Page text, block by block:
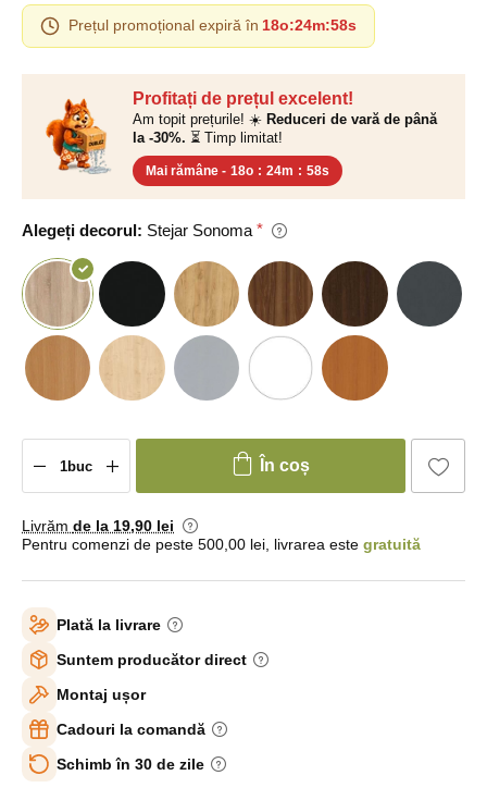
Profitați de prețul excelent!
Am topit prețurile! ☀️ Reduceri de vară de până
la -30%. ⏳ Timp limitat!
Mai rămâne - 18o : 24m : 58s
Alegeți decorul: Stejar Sonoma
Prețul promoțional expiră în 18o:24m:58s
În coș
Livrăm de la 19,90 lei
Pentru comenzi de peste 500,00 lei, livrarea este gratuită
Plată la livrare
Suntem producător direct
Montaj ușor
Cadouri la comandă
Schimb în 30 de zile